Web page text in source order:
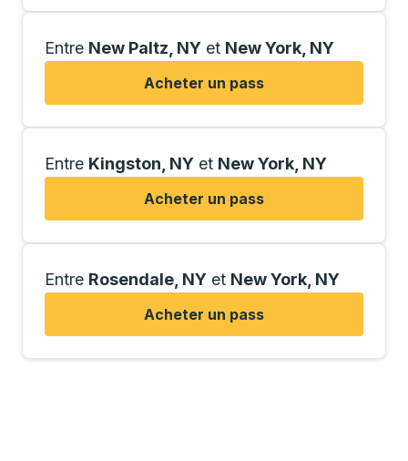
Entre New Paltz, NY et New York, NY
Acheter un pass
Entre Kingston, NY et New York, NY
Acheter un pass
Entre Rosendale, NY et New York, NY
Acheter un pass